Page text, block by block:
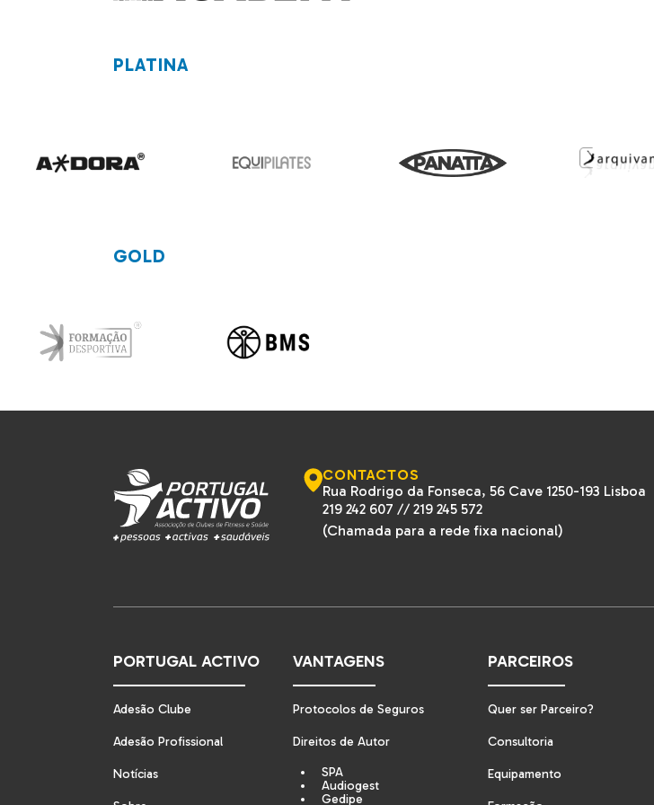
PLATINA
GOLD
CONTACTOS
Rua Rodrigo da Fonseca, 56 Cave 1250-193 Lisboa
219 242 607 // 219 245 572
(Chamada para a rede fixa nacional)
PORTUGAL ACTIVO
Adesão Clube
Adesão Profissional
Notícias
VANTAGENS
Protocolos de Seguros
Direitos de Autor
SPA
Audiogest
Gedipe
PARCEIROS
Quer ser Parceiro?
Consultoria
Equipamento